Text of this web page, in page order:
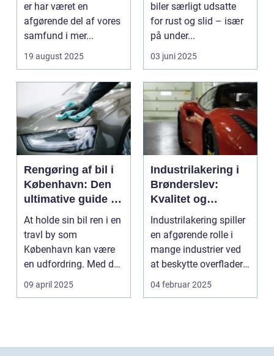
er har været en
afgørende del af vores
samfund i mer...
19 august 2025
biler særligt udsatte
for rust og slid – især
på under...
03 juni 2025
Rengøring af bil i
København: Den
ultimative guide til
en skinnende ren
bil
At holde sin bil ren i en
travl by som
København kan være
en udfordring. Med de
mange g...
09 april 2025
Industrilakering i
Brønderslev:
Kvalitet og
ekspertise
Industrilakering spiller
en afgørende rolle i
mange industrier ved
at beskytte overflader
mod...
04 februar 2025